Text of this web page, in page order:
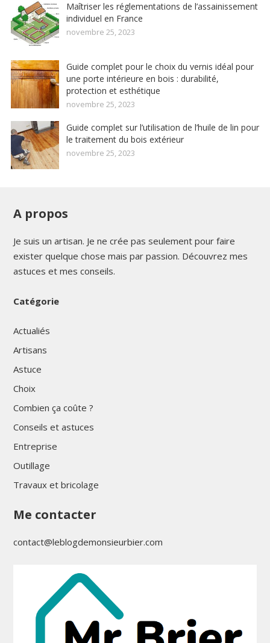
Maîtriser les réglementations de l’assainissement
individuel en France
novembre 25, 2023
Guide complet pour le choix du vernis idéal pour
une porte intérieure en bois : durabilité,
protection et esthétique
novembre 25, 2023
Guide complet sur l’utilisation de l’huile de lin pour
le traitement du bois extérieur
novembre 25, 2023
A propos
Je suis un artisan. Je ne crée pas seulement pour faire
exister quelque chose mais par passion. Découvrez mes
astuces et mes conseils.
Catégorie
Actualiés
Artisans
Astuce
Choix
Combien ça coûte ?
Conseils et astuces
Entreprise
Outillage
Travaux et bricolage
Me contacter
contact@leblogdemonsieurbier.com